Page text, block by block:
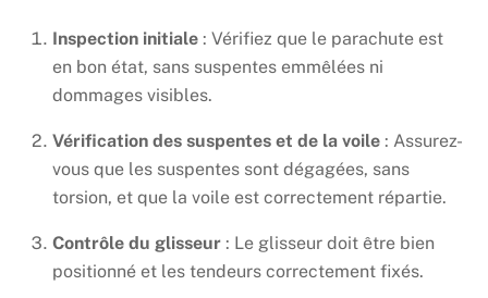
Inspection initiale : Vérifiez que le parachute est
en bon état, sans suspentes emmêlées ni
dommages visibles.
Vérification des suspentes et de la voile : Assurez-
vous que les suspentes sont dégagées, sans
torsion, et que la voile est correctement répartie.
Contrôle du glisseur : Le glisseur doit être bien
positionné et les tendeurs correctement fixés.